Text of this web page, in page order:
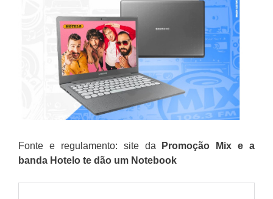
Fonte e regulamento: site da Promoção
Mix e a
banda Hotelo te dão um Notebook